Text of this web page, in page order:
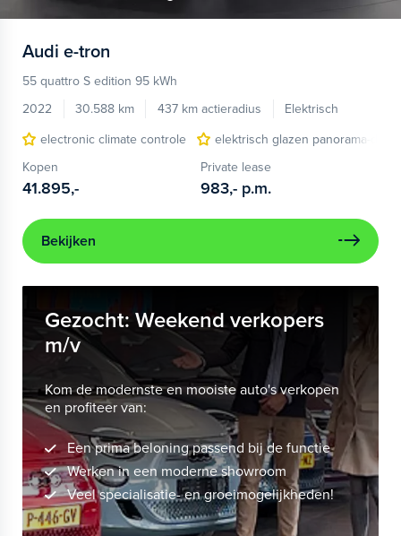
Audi e-tron
55 quattro S edition 95 kWh
2022
30.588 km 437 km actieradius
Elektrisch
electronic climate controle
elektrisch glazen panorama-dak
Kopen
41.895,-
Private lease
983,- p.m.
Bekijken
Gezocht: Weekend verkopers
m/v
Kom de modernste en mooiste auto's verkopen
en profiteer van:
Een prima beloning passend bij de functie
Werken in een moderne showroom
Veel specialisatie- en groeimogelijkheden!